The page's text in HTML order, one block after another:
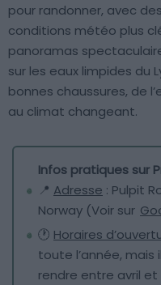
pour randonner, avec
conditions météo plus
panoramas
sur les eaux limpides du
bonnes chaussures, de
au climat changeant.
Infos pratiques sur
📍 Adresse : Pulpit
Norway (Voir sur
🕐 Horaires
toute l’année, mais
rendre entre avril